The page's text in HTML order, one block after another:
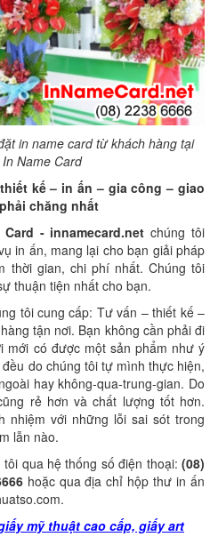
in name card từ khách hàng tại
Name Card
kế – in ấn – gia công – giao
phải chăng nhất
- innamecard.netchúng tôi
in ấn, mang lại cho bạn giải pháp
thời gian, chi phí nhất. Chúng tôi
thuận tiện nhất cho bạn.
tôi cung cấp: Tư vấn – thiết kế –
tận nơi. Bạn không cần phải đi
mới có được một sản phẩm như ý
do chúng tôi tự mình thực hiện,
hay không-qua-trung-gian. Do
rẻ hơn và chất lượng tốt hơn.
nhiệm với những lỗi sai sót trong
lẫn nào.
qua hệ thống số điện thoại: (08)
hoặc qua địa chỉ hộp thư in ấn
mỹ thuật cao cấp, giấy art